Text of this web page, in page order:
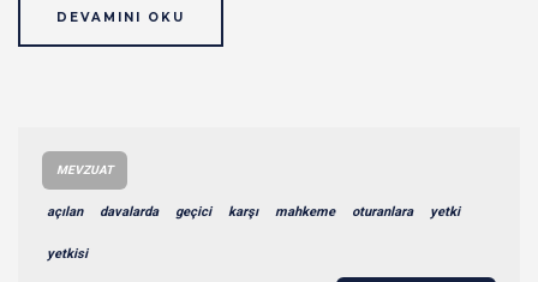
DEVAMINI OKU
MEVZUAT
açılan davalarda geçici karşı mahkeme oturanlara yetki
yetkisi